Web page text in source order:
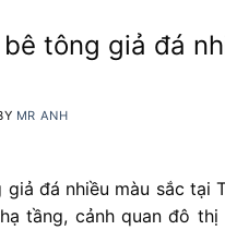
tông giả đá
MR ANH
đá nhiều màu sắc tại
hạtầng, cảnh quanđô thị